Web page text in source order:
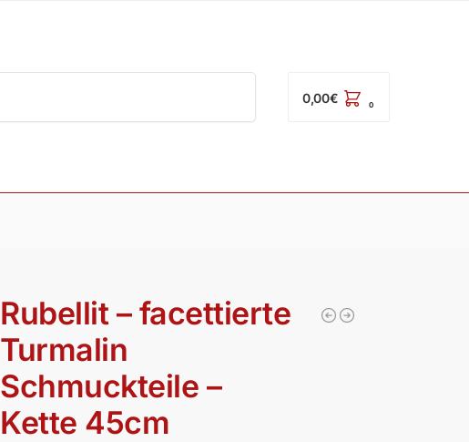
0,00€ 0
Rubellit – facettierte
Turmalin
Schmuckteile –
Kette 45cm